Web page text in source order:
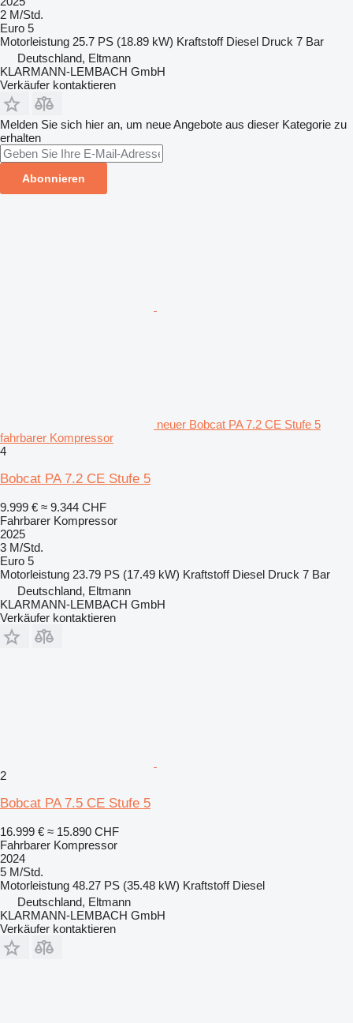
2 M/Std.
Euro 5
Motorleistung 25.7 PS (18.89 kW) Kraftstoff Diesel Druck 7 Bar
Deutschland, Eltmann
KLARMANN-LEMBACH GmbH
Verkäufer kontaktieren
Melden Sie sich hier an, um neue Angebote aus dieser Kategorie zu
erhalten
Abonnieren
neuer Bobcat PA 7.2 CE Stufe 5
fahrbarer Kompressor
4
Bobcat PA 7.2 CE Stufe 5
9.999 € ≈ 9.344 CHF
Fahrbarer Kompressor
2025
3 M/Std.
Euro 5
Motorleistung 23.79 PS (17.49 kW) Kraftstoff Diesel Druck 7 Bar
Deutschland, Eltmann
KLARMANN-LEMBACH GmbH
Verkäufer kontaktieren
2
Bobcat PA 7.5 CE Stufe 5
16.999 € ≈ 15.890 CHF
Fahrbarer Kompressor
2024
5 M/Std.
Motorleistung 48.27 PS (35.48 kW) Kraftstoff Diesel
Deutschland, Eltmann
KLARMANN-LEMBACH GmbH
Verkäufer kontaktieren